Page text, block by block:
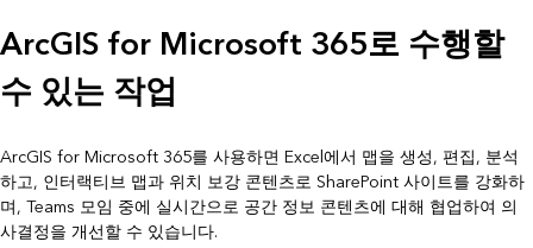
ArcGIS for Microsoft 365로 수행할
수 있는 작업
ArcGIS for Microsoft 365를 사용하면 Excel에서 맵을 생성, 편집, 분석
하고, 인터랙티브 맵과 위치 보강 콘텐츠로 SharePoint 사이트를 강화하
며, Teams 모임 중에 실시간으로 공간 정보 콘텐츠에 대해 협업하여 의
사결정을 개선할 수 있습니다.